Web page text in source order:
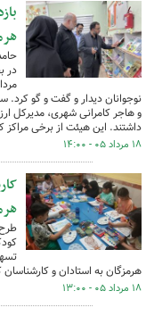
نوجوانان دیدار و گفت و گو کرد.
و هاجر کامرانی شهری، مدیرکل
داشتند. این هیئت از برخی مراکز
۱۸ مرداد ۰۵ - ۱۴:۰۰
هرمزگان به استادان و
۱۸ مرداد ۰۵ - ۱۳:۰۰